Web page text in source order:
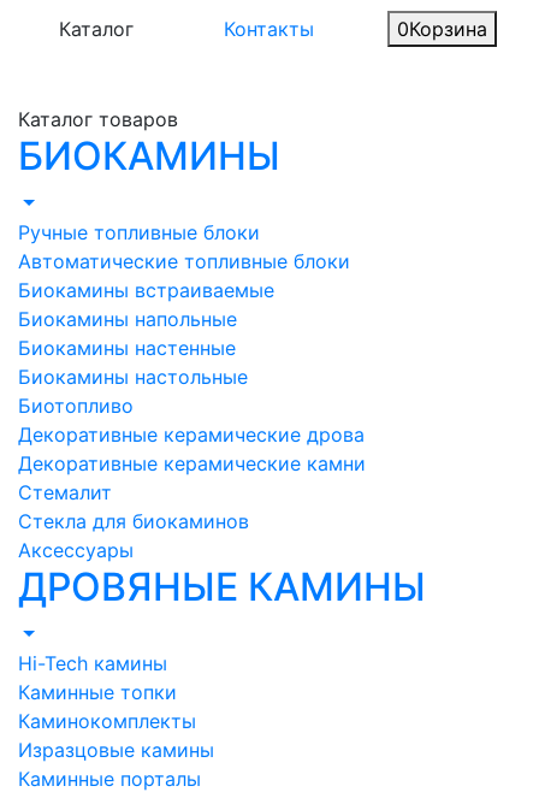
Каталог Контакты 0Корзина
Каталог товаров
БИОКАМИНЫ
Ручные топливные блоки
Автоматические топливные блоки
Биокамины встраиваемые
Биокамины напольные
Биокамины настенные
Биокамины настольные
Биотопливо
Декоративные керамические дрова
Декоративные керамические камни
Стемалит
Стекла для биокаминов
Аксессуары
ДРОВЯНЫЕ КАМИНЫ
Hi-Tech камины
Каминные топки
Каминокомплекты
Изразцовые камины
Каминные порталы